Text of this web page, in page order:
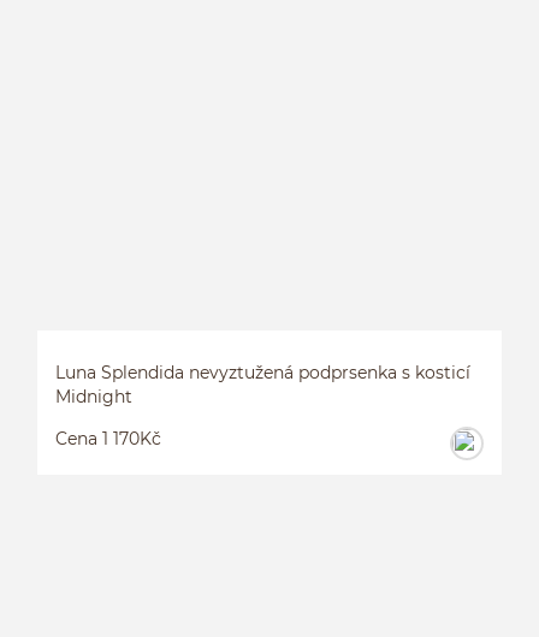
Luna Splendida nevyztužená podprsenka s kosticí
Midnight
Cena 1 170Kč